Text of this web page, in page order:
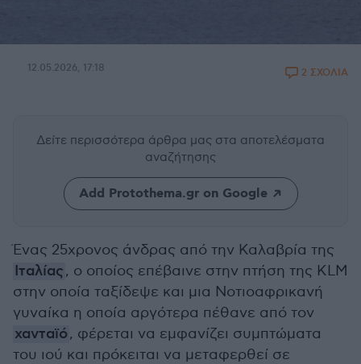
12.05.2026, 17:18 2 ΣΧΟΛΙΑ
Δείτε περισσότερα άρθρα μας στα αποτελέσματα
αναζήτησης
Add Protothema.gr on Google
Ένας 25χρονος άνδρας από την Καλαβρία της
Ιταλίας, ο οποίος επέβαινε στην πτήση της KLM
στην οποία ταξίδεψε και μια Νοτιοαφρικανή
γυναίκα η οποία αργότερα πέθανε από τον
χανταϊό, φέρεται να εμφανίζει συμπτώματα
του ιού και πρόκειται να μεταφερθεί σε